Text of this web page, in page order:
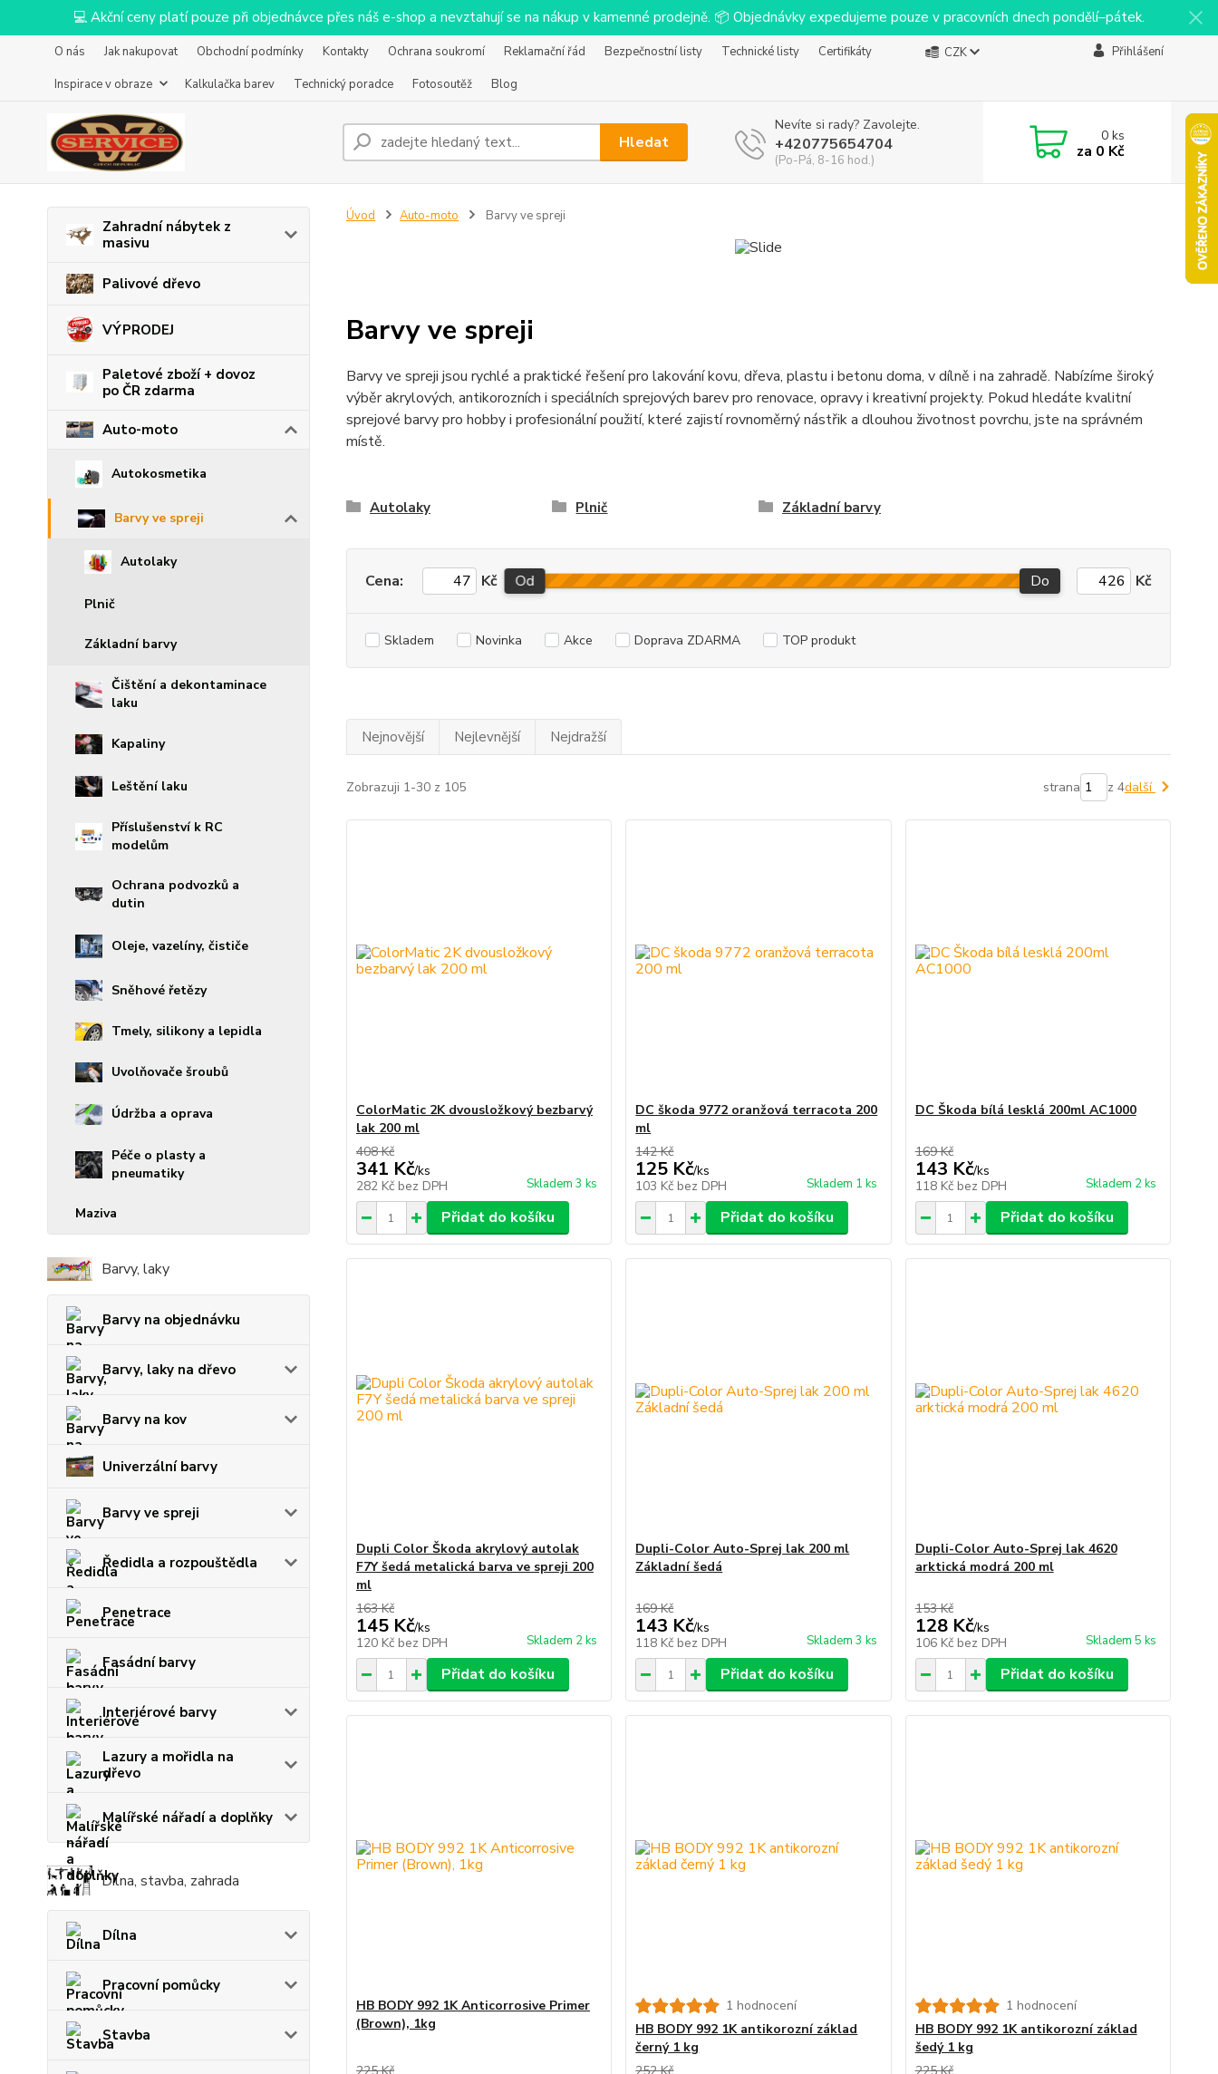
💻 Akční ceny platí pouze při objednávce přes náš e-shop a nevztahují se na nákup v kamenné prodejně. 📦 Objednávky expedujeme pouze v pracovních dnech pondělí–pátek.
O nás Jak nakupovat Obchodní podmínky Kontakty Ochrana soukromí Reklamační řád Bezpečnostní listy Technické listy
Certifikáty
Inspirace v obraze
Kalkulačka barev Technický poradce Fotosoutěž Blog
CZK Přihlášení
Hledat
Nevíte si rady? Zavolejte.
+420775654704
(Po-Pá, 8-16 hod.)
0ks
za 0 Kč
Zahradní nábytek z
masivu
Palivové dřevo
VÝPRODEJ
Paletové zboží + dovoz
po ČR zdarma
Auto-moto
Autokosmetika
Barvy ve spreji
Autolaky
Plnič
Základní barvy
Čištění a dekontaminace
laku
Kapaliny
Leštění laku
Příslušenství k RC
modelům
Ochrana podvozků a
dutin
Oleje, vazelíny, čističe
Sněhové řetězy
Tmely, silikony a lepidla
Uvolňovače šroubů
Údržba a oprava
Péče o plasty a
pneumatiky
Maziva
Barvy, laky
Barvy na objednávku
Barvy, laky na dřevo
Barvy na kov
Univerzální barvy
Barvy ve spreji
Ředidla a rozpouštědla
Penetrace
Fasádní barvy
Interiérové barvy
Lazury a mořidla na
dřevo
Malířské nářadí a doplňky
Dílna, stavba, zahrada
Dílna
Pracovní pomůcky
Stavba
Úvod Auto-moto Barvy ve spreji
Barvy ve spreji
Barvy ve spreji jsou rychlé a praktické řešení pro lakování kovu, dřeva, plastu i betonu doma, v dílně i na zahradě. Nabízíme široký
výběr akrylových, antikorozních i speciálních sprejových barev pro renovace, opravy i kreativní projekty. Pokud hledáte kvalitní
sprejové barvy pro hobby i profesionální použití, které zajistí rovnoměrný nástřik a dlouhou životnost povrchu, jste na správném
místě.
Autolaky Plnič Základní barvy
Cena: Kč Od Do Kč
Skladem Novinka Akce Doprava ZDARMA TOP produkt
Nejnovější Nejlevnější Nejdražší
Zobrazuji 1-30 z 105 strana z 4další
ColorMatic 2K dvousložkový bezbarvý
lak 200 ml
408 Kč
341 Kč/ks
282 Kč bez DPH Skladem 3 ks
Přidat do košíku
DC škoda 9772 oranžová terracota 200
ml
142 Kč
125 Kč/ks
103 Kč bez DPH Skladem 1 ks
Přidat do košíku
DC Škoda bílá lesklá 200ml AC1000
169 Kč
143 Kč/ks
118 Kč bez DPH Skladem 2 ks
Přidat do košíku
Dupli Color Škoda akrylový autolak
F7Y šedá metalická barva ve spreji 200
ml
163 Kč
145 Kč/ks
120 Kč bez DPH Skladem 2 ks
Přidat do košíku
Dupli-Color Auto-Sprej lak 200 ml
Základní šedá
169 Kč
143 Kč/ks
118 Kč bez DPH Skladem 3 ks
Přidat do košíku
Dupli-Color Auto-Sprej lak 4620
arktická modrá 200 ml
153 Kč
128 Kč/ks
106 Kč bez DPH Skladem 5 ks
Přidat do košíku
HB BODY 992 1K Anticorrosive Primer
(Brown), 1kg
1 hodnocení
HB BODY 992 1K antikorozní základ
černý 1 kg
1 hodnocení
HB BODY 992 1K antikorozní základ
šedý 1 kg